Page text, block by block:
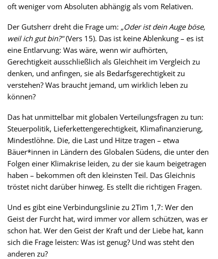
oft weniger vom Absoluten abhängig als vom Relativen.
Der Gutsherr dreht die Frage um: „Oder ist dein Auge böse,
weil ich gut bin?"(Vers 15). Das ist keine Ablenkung – es ist
eine Entlarvung: Was wäre, wenn wir aufhörten,
Gerechtigkeit ausschließlich als Gleichheit im Vergleich zu
denken, und anfingen, sie als Bedarfsgerechtigkeit zu
verstehen? Was braucht jemand, um wirklich leben zu
können?
Das hat unmittelbar mit globalen Verteilungsfragen zu tun:
Steuerpolitik, Lieferkettengerechtigkeit, Klimafinanzierung,
Mindestlöhne. Die, die Last und Hitze tragen – etwa
Bäuer*innen in Ländern des Globalen Südens, die unter den
Folgen einer Klimakrise leiden, zu der sie kaum beigetragen
haben – bekommen oft den kleinsten Teil. Das Gleichnis
tröstet nicht darüber hinweg. Es stellt die richtigen Fragen.
Und es gibt eine Verbindungslinie zu 2Tim 1,7: Wer den
Geist der Furcht hat, wird immer vor allem schützen, was er
schon hat. Wer den Geist der Kraft und der Liebe hat, kann
sich die Frage leisten: Was ist genug? Und was steht den
anderen zu?